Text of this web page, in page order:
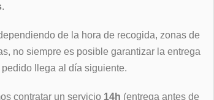
.
de la hora de recogida, zonas de
no siempre es posible garantizar la entrega
llega al día siguiente.
contratar un servicio 14h (entrega antes de